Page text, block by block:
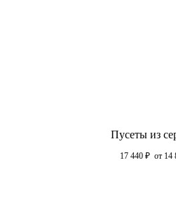
Пусеты из
17 440 ₽ от 14